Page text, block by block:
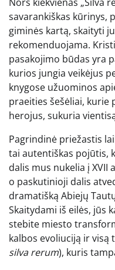
savarankiškas kūrinys,
giminės kartą, skaityti
rekomenduojama.
pasakojimo būdas yra
kurios jungia veikėjus
knygose užuominos
praeities šešėliai, kurie
herojus, sukuria
Pagrindinė priežastis
tai autentiškas pojūtis,
dalis mus nukelia į
o paskutinioji dalis
dramatišką Abiejų
Skaitydami iš eilės, jūs
stebite miesto
kalbos evoliuciją ir visą
silva rerum), kuris